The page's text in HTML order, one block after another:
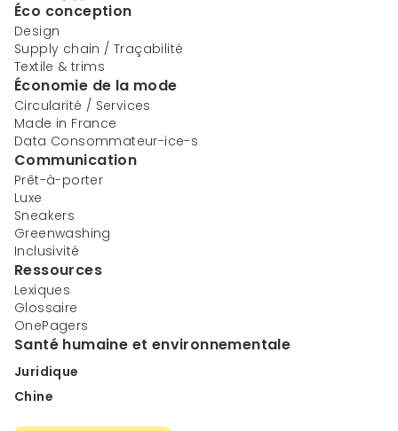
Éco conception
Design
Supply chain / Traçabilité
Textile & trims
Économie de la mode
Circularité / Services
Made in France
Data Consommateur-ice-s
Communication
Prêt-à-porter
Luxe
Sneakers
Greenwashing
Inclusivité
Ressources
Lexiques
Glossaire
OnePagers
Santé humaine et environnementale
Juridique
Chine